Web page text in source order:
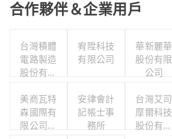
合作夥伴＆企業用戶
台灣積體
電路製造
股份有限
宥陞科技
有限公司
華新麗華
股份有限
公司
美商瓦特
森國際有
限公司台
安律會計
記帳士事
務所
台灣艾司
摩爾科技
股份有限